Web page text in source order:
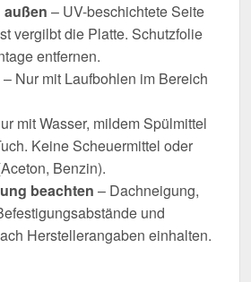
außen – UV-beschichtete Seite
vergilbt die Platte. Schutzfolie
entfernen.
– Nur mit Laufbohlen im Bereich
mit Wasser, mildem Spülmittel
Keine Scheuermittel oder
Benzin).
beachten – Dachneigung,
und
Herstellerangaben einhalten.